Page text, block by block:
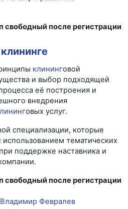
свободный после регистрации
клининговой
и выбор подходящей
её построения и
внедрения
овых услуг.
специализации, которые
тематических
поддержке наставника и
свободный после регистрации
Владимир Февралев